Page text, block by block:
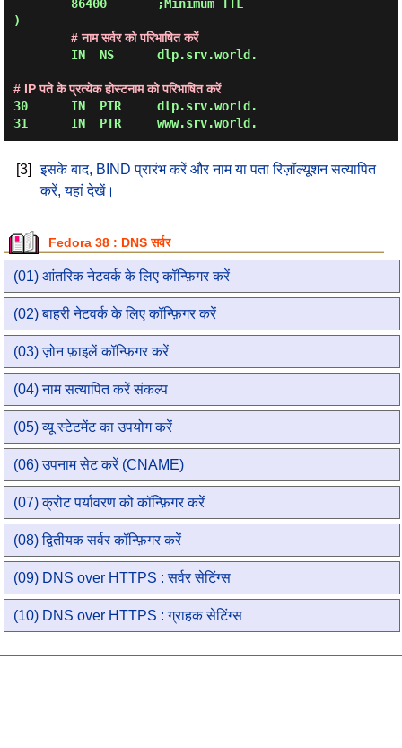
)
# नाम सर्वर को परिभाषित करें
# IP पते के प्रत्येक होस्टनाम को परिभाषित करें
30      IN  PTR     dlp.srv.world.
[3]
इसके बाद, BIND प्रारंभ करें और नाम या पता रिज़ॉल्यूशन सत्यापित
करें, यहां देखें।
Fedora 38 : DNS सर्वर
(01) आंतरिक नेटवर्क के लिए कॉन्फ़िगर करें
(02) बाहरी नेटवर्क के लिए कॉन्फ़िगर करें
(03) ज़ोन फ़ाइलें कॉन्फ़िगर करें
(04) नाम सत्यापित करें संकल्प
(05) व्यू स्टेटमेंट का उपयोग करें
(06) उपनाम सेट करें (CNAME)
(07) क्रोट पर्यावरण को कॉन्फ़िगर करें
(08) द्वितीयक सर्वर कॉन्फ़िगर करें
(09) DNS over HTTPS : सर्वर सेटिंग्स
(10) DNS over HTTPS : ग्राहक सेटिंग्स